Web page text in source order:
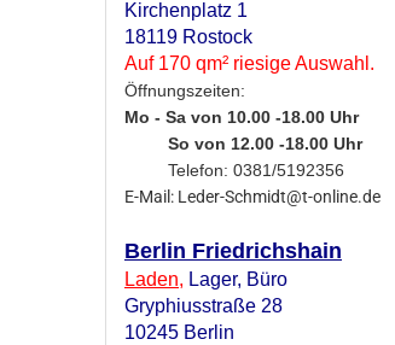
Kirchenplatz 1
18119 Rostock
Auf 170 qm² riesige Auswahl.
Öffnungszeiten:
Mo - Sa von 10.00 -18.00 Uhr
So von 12.00 -18.00 Uhr
Telefon: 0381/5192356
E-Mail: Leder-Schmidt@t-online.de
Berlin Friedrichshain
Laden, Lager, Büro
Gryphiusstraße 28
10245 Berlin